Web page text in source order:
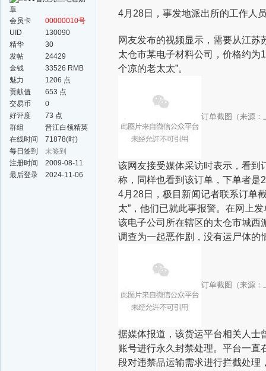
会员卡
00000010号
UID
130090
精华
30
发帖
24429
金钱
33526 RMB
魅力
1206 点
贡献值
653 点
交易币
0
好评度
73 点
群组
晋江白领精英
群
在线时间
71878(时)
每日签到
未签到
注册时间
2009-08-11
最后登录
2024-11-06
4月28日，事发地派出所的工作人
网友发布的视频显示，需要从江
太仓市某电子材料公司，价格约为
个凉的老太太”。
订单截图（来源：
该网友接受媒体采访时表示，看到
称，同样也看到该订单，下单者是
4月28日，极目新闻记者联系订单
太”，他们已就此事报警。在网上
该电子公司所在辖区的太仓市城西
调查为一起恶作剧，没有运尸体的
订单截图（来源：
据媒体报道，该货运平台相关人士
账号进行永久封禁处理。平台一
段对违禁品运输需求进行拦截处理